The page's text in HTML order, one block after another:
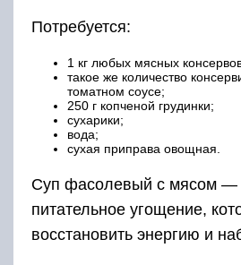
Потребуется:
1 кг любых мясных
такое же количество
томатном соусе;
250 г копченой грудинки;
сухарики;
вода;
сухая приправа овощная.
Суп фасолевый с мясом —
питательное угощение,
восстановить энергию и